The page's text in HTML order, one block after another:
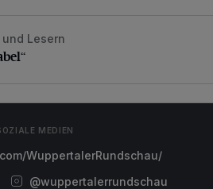
Lesern
MEDIEN
WuppertalerRundschau/
@wuppertalerrundschau